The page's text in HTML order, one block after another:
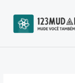
para
conteúdo